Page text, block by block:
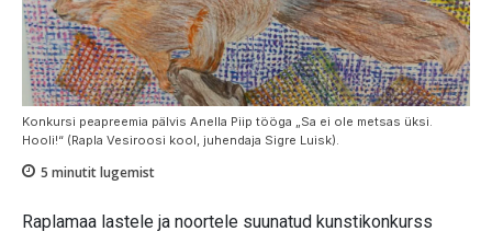
Konkursi peapreemia pälvis Anella Piip tööga „Sa ei ole metsas üksi.
Hooli!“ (Rapla Vesiroosi kool, juhendaja Sigre Luisk).
5 minutit lugemist
Raplamaa lastele ja noortele suunatud kunstikonkurss